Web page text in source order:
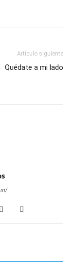
Artículo siguiente
Quédate a mi lado